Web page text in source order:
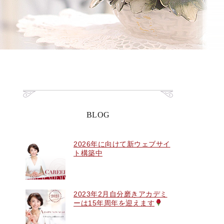
BLOG
2026年に向けて新ウェブサイ
ト構築中
2023年2月自分磨きアカデミ
ーは15年周年を迎えます